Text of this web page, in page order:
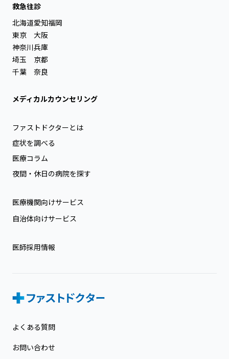
救急往診
北海道
東京
神奈川
埼玉
千葉
愛知
大阪
兵庫
京都
奈良
福岡
メディカルカウンセリング
ファストドクターとは
症状を調べる
医療コラム
夜間・休日の病院を探す
医療機関向けサービス
自治体向けサービス
医師採用情報
よくある質問
お問い合わせ